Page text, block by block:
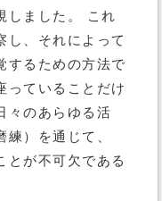
しました。 これ
し、それによって
するための方法で
っていることだけ
々のあらゆる活
）を通じて、
とが不可欠である